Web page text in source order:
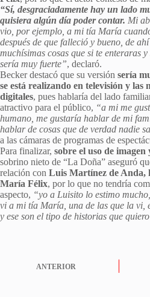
“Sí, desgraciadamente hay un lado
quisiera algún día poder contar. Mi
vio, por ejemplo, a mi tía María
después de que falleció y bueno, de
muchísimas cosas que si te enteraras
sería muy fuerte”, declaró.
Becker destacó que su versión sería
se está realizando en televisión y las
digitales, pues hablaría del lado
atractivo para el público, “a mi me
humano, me gustaría hablar de mi
hablar de cosas que de verdad nadie
a las cámaras de programas de
Para finalizar, sobre el uso de
sobrino nieto de “La Doña” aseguró
relación con Luis Martínez de Anda,
María Félix, por lo que no tendría
aspecto, “yo a Luisito lo estimo
vi a mi tía María, una de las que la vi,
y ese son el tipo de historias que
ANTERIOR